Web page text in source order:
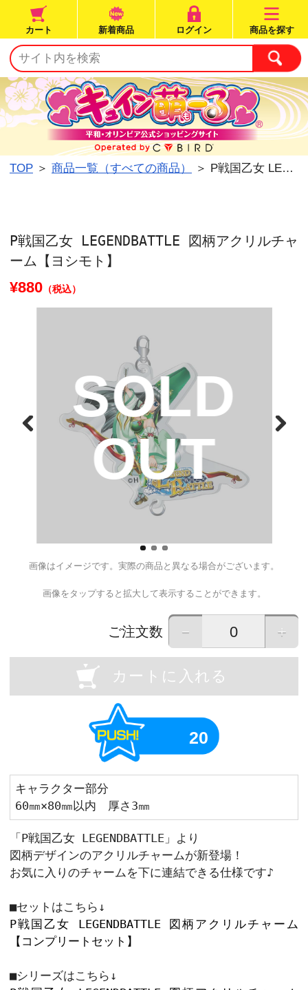
カート 新着商品 ログイン
TOP＞ 商品一覧（すべての商品）＞ P戦国乙女
P戦国乙女 LEGENDBATTLE 図
ーム【ヨシモト】
¥880（税込）
画像はイメージです。実際の商品と異なる場
画像をタップすると拡大して表示すること